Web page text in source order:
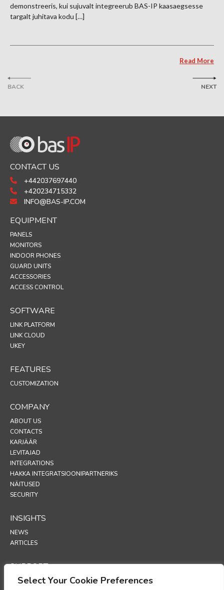
Select Your Cookie Preferences
BACK
demonstreeris, kui sujuvalt integreerub BAS-IP kaasaegsesse
targalt juhitava kodu […]
Read More
NEXT
CONTACT US
+442037697440
+420234715332
INFO@BAS-IP.COM
EQUIPMENT
PANELS
MONITORS
INDOOR PHONES
GUARD UNITS
ACCESSORIES
ACCESS CONTROL
SOFTWARE
LINK PLATFORM
LINK CLOUD
UKEY
FEATURES
CUSTOMIZATION
COMPANY
ABOUT US
CONTACTS
KARJÄÄR
LEVITAJAD
INTEGRATIONS
HAKKA INTEGRATSIOONIPARTNERIKS
NÄITUSED
SECURITY
INSIGHTS
NEWS
ARTICLES
SUPPORT
TECHNICAL PORTAL